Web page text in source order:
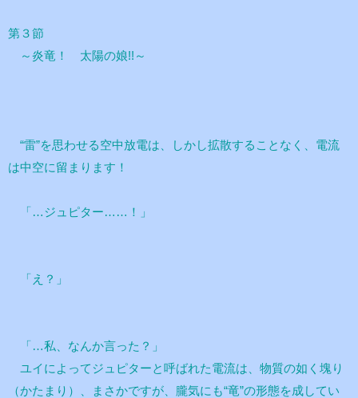
第３節
～炎竜！ 太陽の娘!!～
“雷”を思わせる空中放電は、しかし拡散することなく、電流
は中空に留まります！
「…ジュピター……！」
「え？」
「…私、なんか言った？」
ユイによってジュピターと呼ばれた電流は、物質の如く塊り
（かたまり）、まさかですが、朧気にも“竜”の形態を成してい